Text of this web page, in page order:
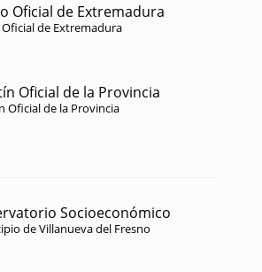
Oficial de Extremadura
de Extremadura
Oficial de la Provincia
Oficial de la Provincia
Socioeconómico
de Villanueva del Fresno